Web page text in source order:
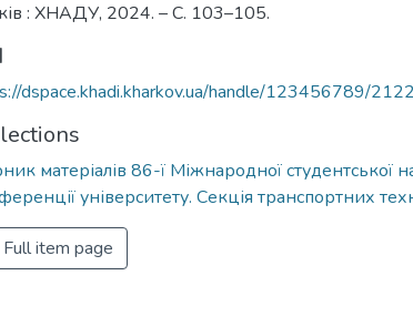
: ХНАДУ, 2024. – C. 103–105.
dspace.khadi.kharkov.ua/handle/123456789/
матеріалів 86-ї Міжнародної студентської
університету. Секція транспортних
Full item page